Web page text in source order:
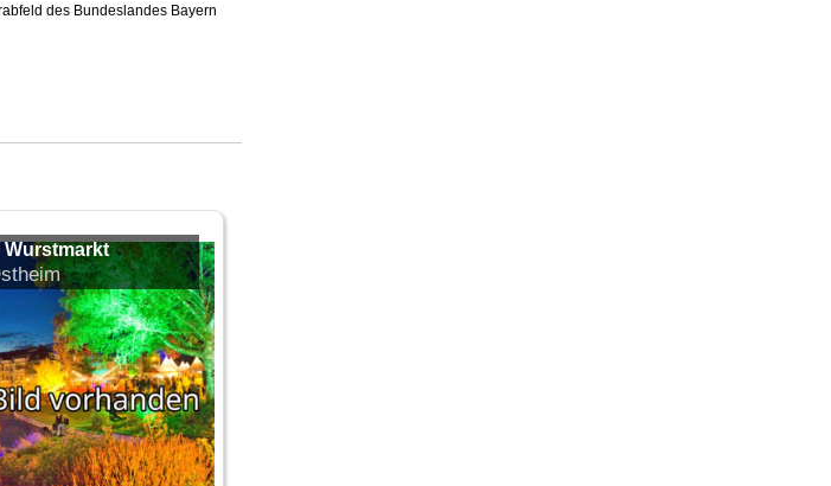
des Bundeslandes Bayern
Wurstmarkt